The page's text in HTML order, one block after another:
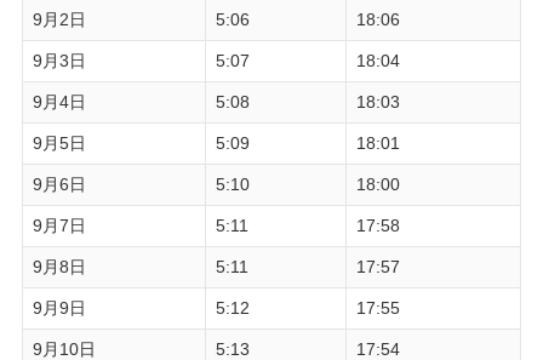
9月2日 5:06 18:06
9月3日 5:07 18:04
9月4日 5:08 18:03
9月5日 5:09 18:01
9月6日 5:10 18:00
9月7日 5:11 17:58
9月8日 5:11 17:57
9月9日 5:12 17:55
9月10日 5:13 17:54